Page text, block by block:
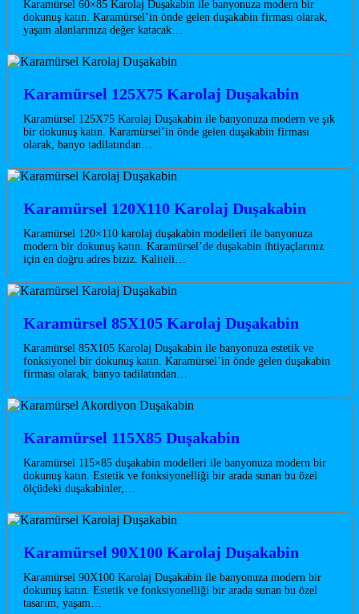
Karamürsel 60×85 Karolaj Duşakabin ile banyonuza modern bir
dokunuş katın. Karamürsel’in önde gelen duşakabin firması olarak,
yaşam alanlarınıza değer katacak…
Karamürsel 125X75 Karolaj Duşakabin
Karamürsel 125X75 Karolaj Duşakabin ile banyonuza modern ve şık
bir dokunuş katın. Karamürsel’in önde gelen duşakabin firması
olarak, banyo tadilatından…
Karamürsel 120X110 Karolaj Duşakabin
Karamürsel 120×110 karolaj duşakabin modelleri ile banyonuza
modern bir dokunuş katın. Karamürsel’de duşakabin ihtiyaçlarınız
için en doğru adres biziz. Kaliteli…
Karamürsel 85X105 Karolaj Duşakabin
Karamürsel 85X105 Karolaj Duşakabin ile banyonuza estetik ve
fonksiyonel bir dokunuş katın. Karamürsel’in önde gelen duşakabin
firması olarak, banyo tadilatından…
Karamürsel 115X85 Duşakabin
Karamürsel 115×85 duşakabin modelleri ile banyonuza modern bir
dokunuş katın. Estetik ve fonksiyonelliği bir arada sunan bu özel
ölçüdeki duşakabinler,…
Karamürsel 90X100 Karolaj Duşakabin
Karamürsel 90X100 Karolaj Duşakabin ile banyonuza modern bir
dokunuş katın. Estetik ve fonksiyonelliği bir arada sunan bu özel
tasarım, yaşam…